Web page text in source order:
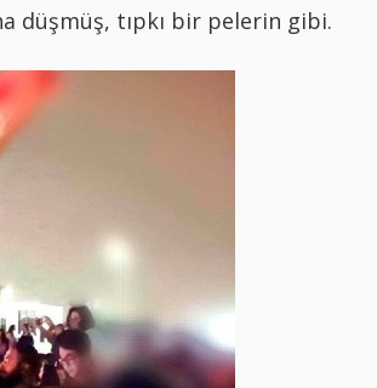
düşmüş, tıpkı bir pelerin gibi.